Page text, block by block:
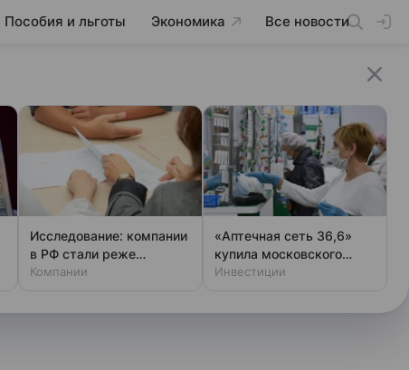
Пособия и льготы Экономика Все новости
Исследование: компании
в РФ стали реже
рассылать джоб-оферы
Компании
«Аптечная сеть 36,6»
купила московского
фармритейлера
Инвестиции